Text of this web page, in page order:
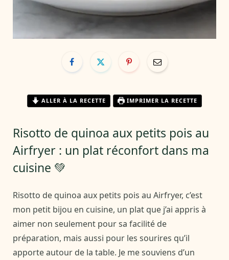
ALLER À LA RECETTE IMPRIMER LA RECETTE
Risotto de quinoa aux petits pois au
Airfryer : un plat réconfort dans ma
cuisine 💚
Risotto de quinoa aux petits pois au Airfryer, c’est
mon petit bijou en cuisine, un plat que j’ai appris à
aimer non seulement pour sa facilité de
préparation, mais aussi pour les sourires qu’il
apporte autour de la table. Je me souviens d’un